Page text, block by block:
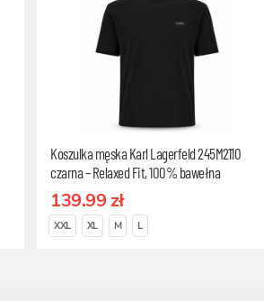
Koszulka męska Karl Lagerfeld 245M2110
czarna – Relaxed Fit, 100% bawełna
organiczna, Rozmiar L
139.99 zł
XXL XL M L